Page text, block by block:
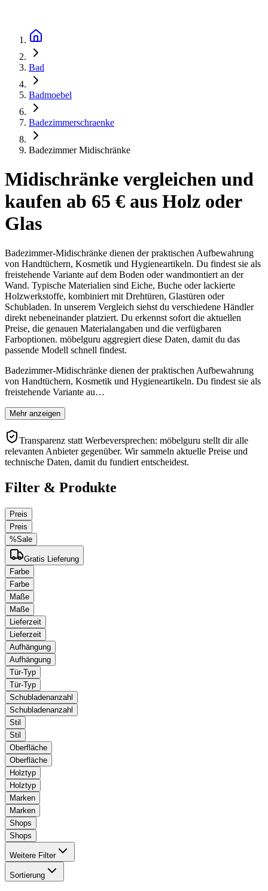
Bad
Badmoebel
Badezimmerschraenke
Badezimmer Midischränke
Midischränke vergleichen und
kaufen ab 65 € aus Holz oder
Glas
Badezimmer-Midischränke dienen der praktischen Aufbewahrung
von Handtüchern, Kosmetik und Hygieneartikeln. Du findest sie als
freistehende Variante auf dem Boden oder wandmontiert an der
Wand. Typische Materialien sind Eiche, Buche oder lackierte
Holzwerkstoffe, kombiniert mit Drehtüren, Glastüren oder
Schubladen. In unserem Vergleich siehst du verschiedene Händler
direkt nebeneinander platziert. Du erkennst sofort die aktuellen
Preise, die genauen Materialangaben und die verfügbaren
Farboptionen. möbelguru aggregiert diese Daten, damit du das
passende Modell schnell findest.
Badezimmer-Midischränke dienen der praktischen Aufbewahrung
von Handtüchern, Kosmetik und Hygieneartikeln. Du findest sie als
freistehende Variante au…
Mehr anzeigen
Transparenz statt Werbeversprechen: möbelguru stellt dir alle
relevanten Anbieter gegenüber. Wir sammeln aktuelle Preise und
technische Daten, damit du fundiert entscheidest.
Filter & Produkte
Preis
Preis
%Sale
Gratis Lieferung
Farbe
Farbe
Maße
Maße
Lieferzeit
Lieferzeit
Aufhängung
Aufhängung
Tür-Typ
Tür-Typ
Schubladenanzahl
Schubladenanzahl
Stil
Stil
Oberfläche
Oberfläche
Holztyp
Holztyp
Marken
Marken
Shops
Shops
Weitere Filter
Sortierung